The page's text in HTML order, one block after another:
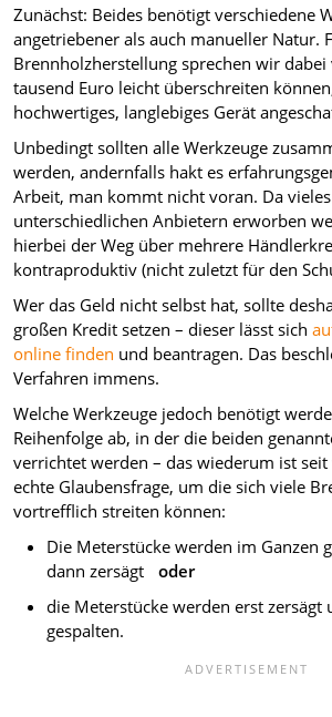
Zunächst: Beides benötigt verschiedene
angetriebener als auch manueller Natur.
Brennholzherstellung sprechen wir
tausend Euro leicht überschreiten
hochwertiges, langlebiges Gerät
Unbedingt sollten alle Werkzeuge
werden, andernfalls hakt es
Arbeit, man kommt nicht voran. Da
unterschiedlichen Anbietern erworben
hierbei der Weg über mehrere
kontraproduktiv (nicht zuletzt für den
Wer das Geld nicht selbst hat, sollte
großen Kredit setzen – dieser lässt sich
online finden und beantragen. Das
Verfahren immens.
Welche Werkzeuge jedoch benötigt
Reihenfolge ab, in der die beiden
verrichtet werden – das wiederum ist seit
echte Glaubensfrage, um die sich viele
vortrefflich streiten können:
Die Meterstücke werden im Ganzen
dann zersägt oder
die Meterstücke werden erst zersägt
gespalten.